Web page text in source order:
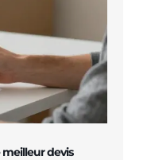
devis